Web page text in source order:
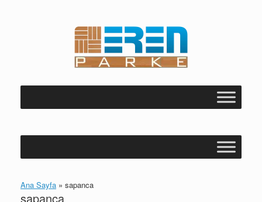
Ana Sayfa » sapanca
sapanca